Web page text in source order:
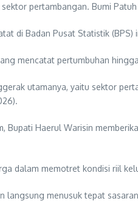
pertambangan. Bumi
di Badan Pusat Statistik
mencatat pertumbuhan
utamanya, yaitu sektor
Bupati Haerul Warisin
dalam memotret kondisi riil
langsung menusuk tepat